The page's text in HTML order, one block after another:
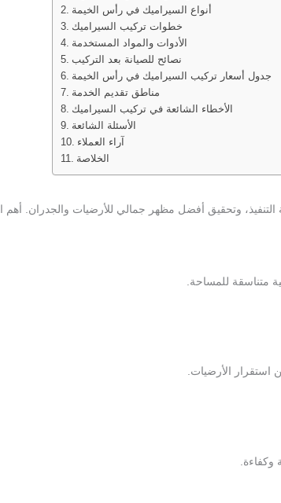
أنواع السيراميك في رأس الخيمة
خطوات تركيب السيراميك
الأدوات والمواد المستخدمة
نصائح للصيانة بعد التركيب
جدول أسعار تركيب السيراميك في رأس الخيمة
مناطق تقديم الخدمة
الأخطاء الشائعة في تركيب السيراميك
الأسئلة الشائعة
آراء العملاء
الخلاصة
وتحقيق أفضل مظهر جمالي للأرضيات والجدران. أهم
متناسقة للمساحة.
الأرضيات.